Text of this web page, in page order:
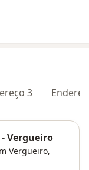
3
Vergueiro
Vergueiro,